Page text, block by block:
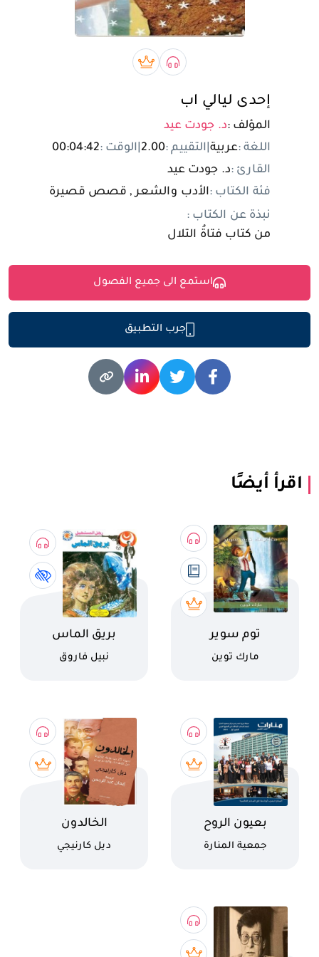
تسجيل الدخول
مستخدم جديد
صوتي bookبريميوم book
إحدى ليالي اب
المؤلف :د. جودت عيد
اللغة :عربية التقييم :2.00 الوقت :00:04:42
القارئ :د. جودت عيد
فئة الكتاب :الأدب والشعر , قصص قصيرة
نبذة عن الكتاب :
من كتاب فتاةُ التلال
استمع الى جميع الفصول
جرب التطبيق
اقرأ أيضًا
اسم الكتاب
توم سوير
كاتب
مارك توين
اسم الكتاب
بريق الماس
كاتب
نبيل فاروق
اسم الكتاب
بعيون الروح
كاتب
جمعية المنارة
اسم الكتاب
الخالدون
كاتب
ديل كارنيجي